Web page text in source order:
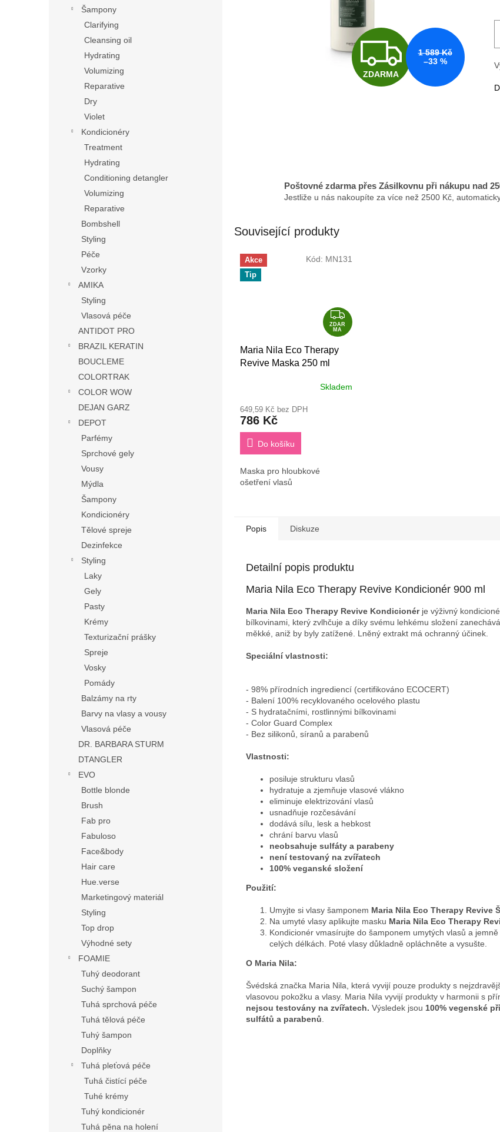
Šampony
Clarifying
Cleansing oil
Hydrating
Volumizing
Reparative
Dry
Violet
Kondicionéry
Treatment
Hydrating
Conditioning detangler
Volumizing
Reparative
Bombshell
Styling
Péče
Vzorky
AMIKA
Styling
Vlasová péče
ANTIDOT PRO
BRAZIL KERATIN
BOUCLEME
COLORTRAK
COLOR WOW
DEJAN GARZ
DEPOT
Parfémy
Sprchové gely
Vousy
Mýdla
Šampony
Kondicionéry
Tělové spreje
Dezinfekce
Styling
Laky
Gely
Pasty
Krémy
Texturizační prášky
Spreje
Vosky
Pomády
Balzámy na rty
Barvy na vlasy a vousy
Vlasová péče
DR. BARBARA STURM
DTANGLER
EVO
Bottle blonde
Brush
Fab pro
Fabuloso
Face&body
Hair care
Hue.verse
Marketingový materiál
Styling
Top drop
Výhodné sety
FOAMIE
Tuhý deodorant
Suchý šampon
Tuhá sprchová péče
Tuhá tělová péče
Tuhý šampon
Doplňky
Tuhá pleťová péče
Tuhá čistící péče
Tuhé krémy
Tuhý kondicionér
Tuhá pěna na holení
Z
D
R
ZDARMA
1 589 Kč
–33 %
Poštovné zdarma přes Zásilkovnu při nákupu nad
Jestliže u nás nakoupíte za více než 2500 Kč,
Související produkty
Akce
Tip
Z
D
A
ZDAR
MA
Maria Nila Eco Therapy
Revive Maska 250 ml
Skladem
649,59 Kč bez DPH
786 Kč
Do košíku
Maska pro hloubkové
ošetření vlasů
Kód: MN131
Popis Diskuze
Detailní popis produktu
Maria Nila Eco Therapy Revive Kondicionér 900 ml
Maria Nila Eco Therapy Revive Kondicionér je výživný
bílkovinami, který zvlhčuje a díky svému lehkému složení
měkké, aniž by byly zatížené. Lněný extrakt má ochranný účinek.
Speciální vlastnosti:
- 98% přírodních ingrediencí (certifikováno ECOCERT)
- Balení 100% recyklovaného ocelového plastu
- S hydratačními, rostlinnými bílkovinami
- Color Guard Complex
- Bez silikonů, síranů a parabenů
Vlastnosti:
posiluje strukturu vlasů
hydratuje a zjemňuje vlasové vlákno
eliminuje elektrizování vlasů
usnadňuje rozčesávání
dodává sílu, lesk a hebkost
chrání barvu vlasů
neobsahuje sulfáty a parabeny
není testovaný na zvířatech
100% veganské složení
Použití:
Umyjte si vlasy šamponem Maria Nila Eco Therapy Revive
Na umyté vlasy aplikujte masku Maria Nila Eco Therapy
Kondicionér vmasírujte do šamponem umytých vlasů a
celých délkách. Poté vlasy důkladně opláchněte a vysušte.
O Maria Nila:
Švédská značka Maria Nila, která vyvijí pouze produkty s
vlasovou pokožku a vlasy. Maria Nila vyvijí produkty v harmonii s
nejsou testovány na zvířatech. Výsledek jsou 100% vegenské
sulfátů a parabenů